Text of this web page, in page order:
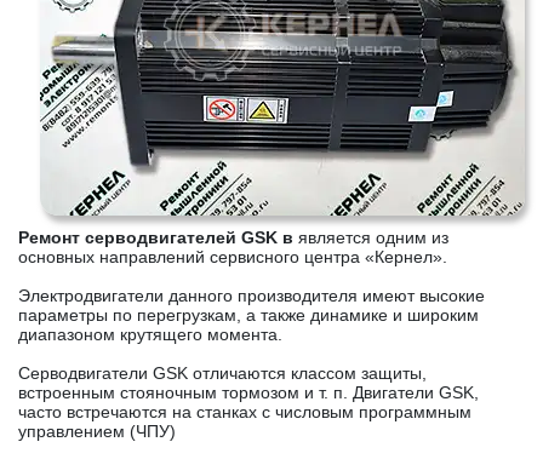
Ремонт серводвигателей GSK в является одним из
основных направлений сервисного центра «Кернел».
Электродвигатели данного производителя имеют высокие
параметры по перегрузкам, а также динамике и широким
диапазоном крутящего момента.
Серводвигатели GSK отличаются классом защиты,
встроенным стояночным тормозом и т. п. Двигатели GSK,
часто встречаются на станках с числовым программным
управлением (ЧПУ)